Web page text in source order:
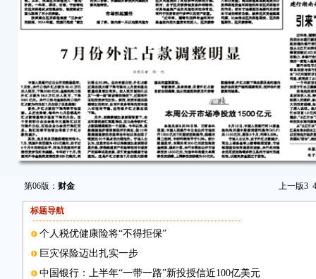
第06版： 财金 上一版3 4
标题导航
个人税优健康险将“不得拒保”
巨灾保险迈出扎实一步
中国银行：上半年“一带一路”新投授信近100亿美元